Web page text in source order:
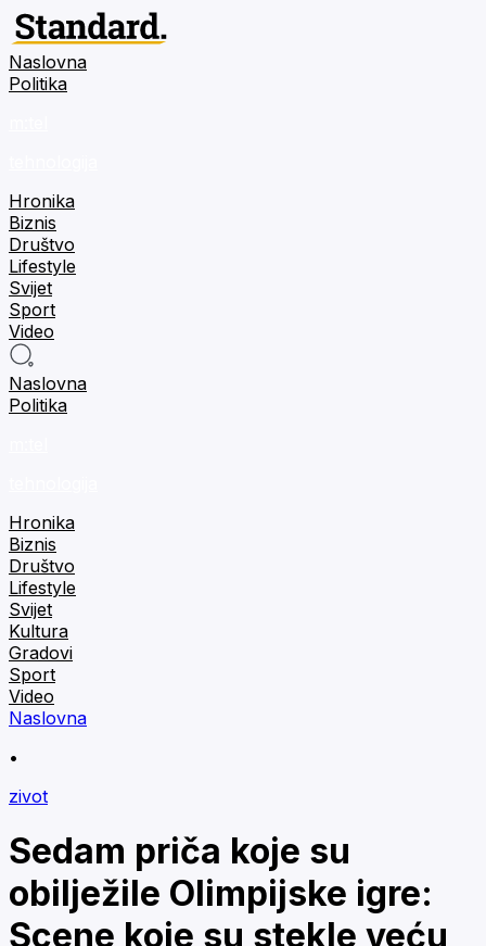
Naslovna
Politika
Hronika
Biznis
Društvo
Lifestyle
Svijet
Sport
Video
Naslovna
Politika
Hronika
Biznis
Društvo
Lifestyle
Svijet
Kultura
Gradovi
Sport
Video
Naslovna
•
zivot
Sedam priča koje su
obilježile Olimpijske igre:
Scene koje su stekle veću